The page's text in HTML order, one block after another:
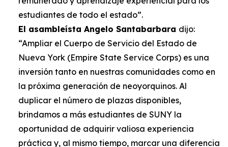
estudiantes de todo el estado”.
El asambleísta Angelo Santabarbara dijo:
“Ampliar el Cuerpo de Servicio del Estado de
Nueva York (Empire State Service Corps) es una
inversión tanto en nuestras comunidades como en
la próxima generación de neoyorquinos. Al
duplicar el número de plazas disponibles,
brindamos a más estudiantes de SUNY la
oportunidad de adquirir valiosa experiencia
práctica y, al mismo tiempo, marcar una diferencia